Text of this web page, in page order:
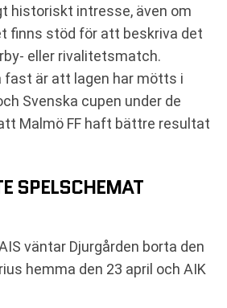
historiskt intresse, även om
finns stöd för att beskriva det
eller rivalitetsmatch.
fast är att lagen har mötts i
Svenska cupen under de
Malmö FF haft bättre resultat
SPELSCHEMAT
väntar Djurgården borta den
hemma den 23 april och AIK